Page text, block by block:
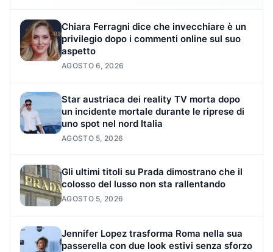
Chiara Ferragni dice che invecchiare è un
privilegio dopo i commenti online sul suo
aspetto
AGOSTO 6, 2026
Star austriaca dei reality TV morta dopo
un incidente mortale durante le riprese di
uno spot nel nord Italia
AGOSTO 5, 2026
Gli ultimi titoli su Prada dimostrano che il
colosso del lusso non sta rallentando
AGOSTO 5, 2026
Jennifer Lopez trasforma Roma nella sua
passerella con due look estivi senza sforzo